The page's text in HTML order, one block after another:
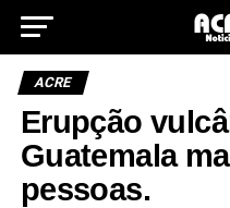
ACRE
Erupção
Guatemala
pessoas.